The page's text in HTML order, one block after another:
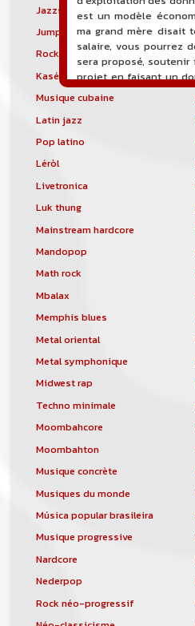
Jazzstep
Jump blues
Rock canadien
Kasékò
Musique cubaine
Latin jazz
Pop latino
Léròl
Livetronica
Luk thung
Mainstream hardcore
Mandopop
Math rock
Mbalax
Memphis blues
Metal oriental
Metal symphonique
Midwest rap
Techno minimale
Moombahcore
Moombahton
Musique concrète
Musiques du monde
Música popular brasileira
Musique progressive
Nardcore
Nederpop
Rock néo-progressif
est un modèle
ma grand mère disait
salaire, vous pourrez
sera proposé,
projet en faisant un
de financer
de développement du
une campagne de
comptabilité sera
visible directement
Un nouveau service de
pour musicien vous
site. Ce service
êtes musiciens ou
orchestre, DJ, etc... de